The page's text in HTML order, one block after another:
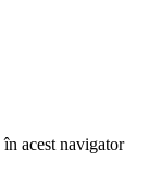
acest navigator